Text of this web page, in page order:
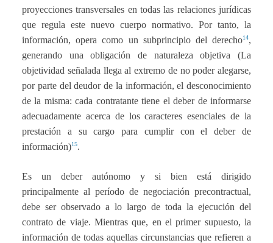
proyecciones transversales en todas las relaciones jurídicas
que regula este nuevo cuerpo normativo. Por tanto, la
información, opera como un subprincipio del derecho14,
generando una obligación de naturaleza objetiva (La
objetividad señalada llega al extremo de no poder alegarse,
por parte del deudor de la información, el desconocimiento
de la misma: cada contratante tiene el deber de informarse
adecuadamente acerca de los caracteres esenciales de la
prestación a su cargo para cumplir con el deber de
información)15.
Es un deber autónomo y si bien está dirigido
principalmente al período de negociación precontractual,
debe ser observado a lo largo de toda la ejecución del
contrato de viaje. Mientras que, en el primer supuesto, la
información de todas aquellas circunstancias que refieren a